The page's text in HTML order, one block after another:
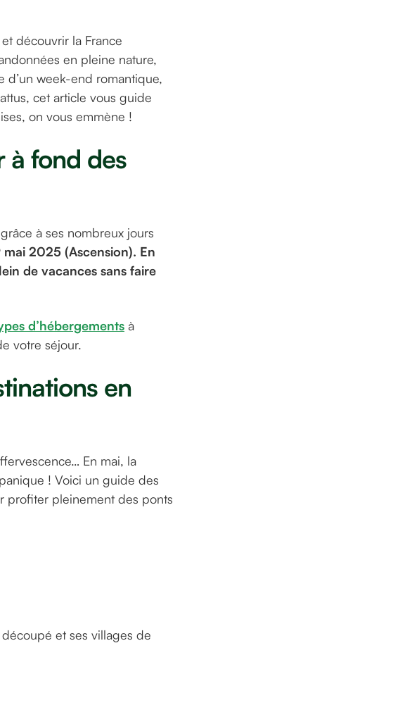
découvrir la France
en pleine nature,
d’un week-end romantique,
cet article vous guide
on vous emmène !
à fond des
à ses nombreux jours
2025 (Ascension). En
de vacances sans faire
d’hébergements à
votre séjour.
en
En mai, la
! Voici un guide des
profiter pleinement des ponts
et ses villages de